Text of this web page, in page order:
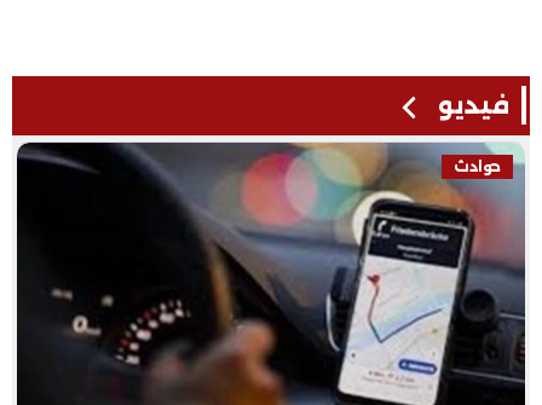
فيديو
حوادث